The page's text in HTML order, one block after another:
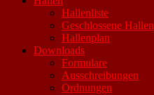
Hallenliste
Geschlossene Hallen
Hallenplan
Downloads
Formulare
Ausschreibungen
Ordnungen